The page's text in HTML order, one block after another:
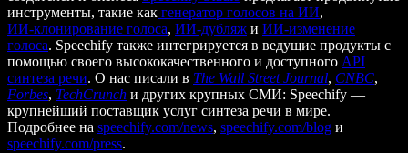
инструменты, такие как генератор голосов на ИИ,
ИИ‑клонирование голоса, ИИ‑дубляж и ИИ‑изменение
голоса. Speechify также интегрируется в ведущие продукты с
помощью своего высококачественного и доступного API
синтеза речи. О нас писали в The Wall Street Journal, CNBC,
Forbes, TechCrunch и других крупных СМИ: Speechify —
крупнейший поставщик услуг синтеза речи в мире.
Подробнее на speechify.com/news, speechify.com/blog и
speechify.com/press.